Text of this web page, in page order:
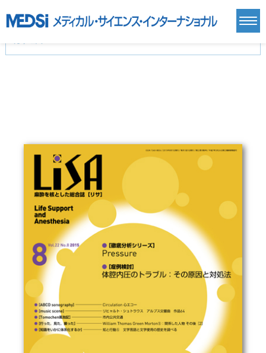
基礎医学(93)
基礎医学関連科学(80)
自然科学(25)
看護学(21)
医療技術(16)
歯科学(3)
保健・体育(1)
医学一般(91)